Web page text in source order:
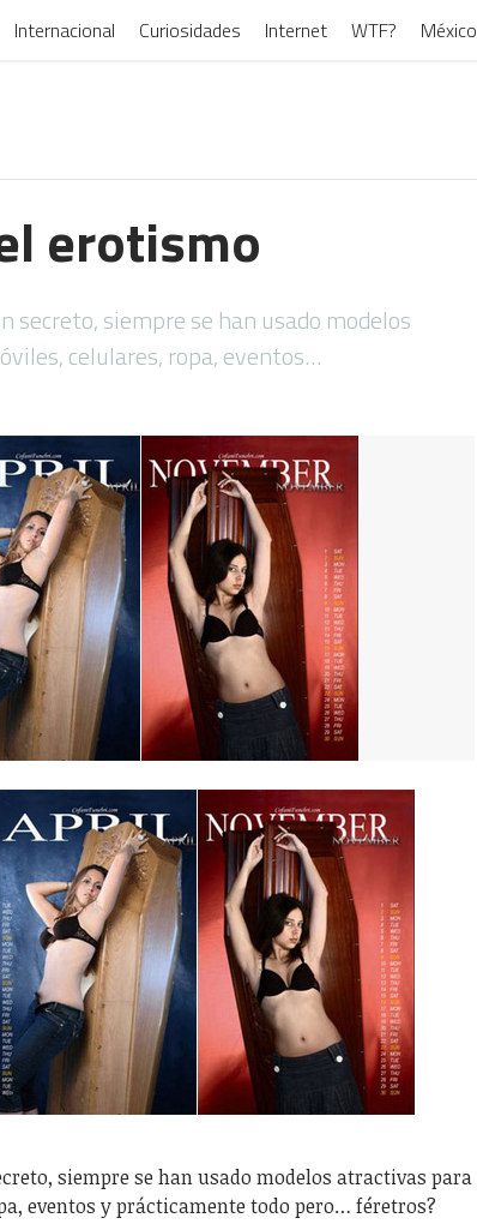
Internacional Curiosidades Internet WTF? México
erotismo
secreto, siempre se han usado modelos
celulares, ropa, eventos…
siempre se han usado modelos atractivas para
eventos y prácticamente todo pero… féretros?